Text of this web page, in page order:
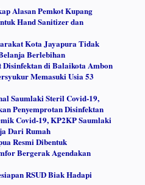
Alasan Pemkot Kupang
Hand Sanitizer dan
Kota Jayapura Tidak
Berlebihan
Disinfektan di Balaikota Ambon
Memasuki Usia 53
Saumlaki Steril Covid-19,
Penyemprotan Disinfektan
Covid-19, KP2KP Saumlaki
Dari Rumah
Resmi Dibentuk⠀
Bergerak Agendakan
RSUD Biak Hadapi